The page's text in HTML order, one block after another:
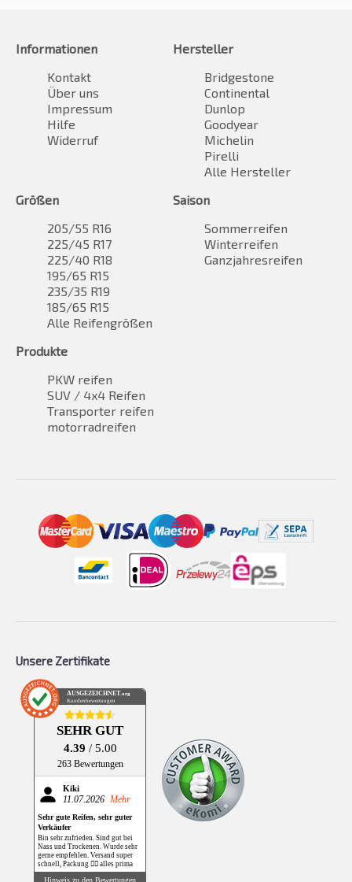
Informationen
Kontakt
Über uns
Impressum
Hilfe
Widerruf
Hersteller
Bridgestone
Continental
Dunlop
Goodyear
Michelin
Pirelli
Alle Hersteller
Größen
205/55 R16
225/45 R17
225/40 R18
195/65 R15
235/35 R19
185/65 R15
Alle Reifengrößen
Saison
Sommerreifen
Winterreifen
Ganzjahresreifen
Produkte
PKW reifen
SUV / 4x4 Reifen
Transporter reifen
motorradreifen
Unsere Zertifikate
AUSGEZEICHNET .org
Kundenbewertungen
SEHR GUT
4.39 / 5.00
263 Bewertungen
Kiki
11.07.2026 Mehr
Sehr gute Reifen, sehr guter
Verkäufer
Bin sehr zufrieden. Sind gut bei
Nass und Trockenen. Wurde sehr
gerne empfehlen. Versand super
schnell, Packung 👌🏻 alles prima
Hinweis zu den Bewertungen